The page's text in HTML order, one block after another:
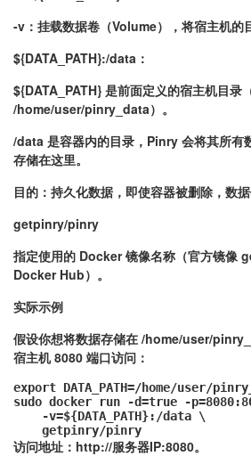
-v：挂载数据卷（Volume），将宿主机的
${DATA_PATH}:/data：
${DATA_PATH} 是前面定义的宿主机目录
/home/user/pinry_data）。
/data 是容器内的目录，Pinry 会将其所有
存储在这里。
目的：持久化数据，即使容器被删除，数据
getpinry/pinry
指定使用的 Docker 镜像名称（官方镜像
Docker Hub）。
实际示例
假设你想将数据存储在 /home/user/
宿主机 8080 端口访问：
export DATA_PATH=/home/user/
sudo docker run -d=true -
-v=${DATA_PATH}:/data \
getpinry/pinry
访问地址：http://服务器IP:8080。